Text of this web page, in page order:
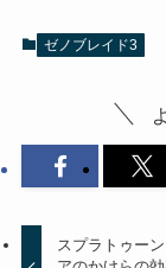
ゼノブレイド3
スプラトゥー